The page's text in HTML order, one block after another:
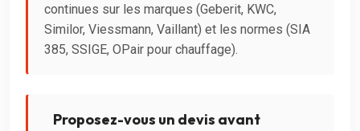
continues sur les marques (Geberit, KWC,
Similor, Viessmann, Vaillant) et les normes (SIA
385, SSIGE, OPair pour chauffage).
Proposez-vous un devis avant